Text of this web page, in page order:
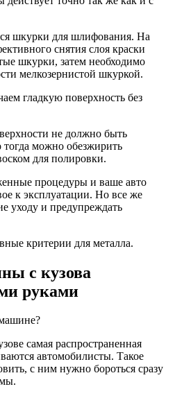
шкурки для шлифования. На
снятия слоя краски
шкурки, затем необходимо
мелкозернистой шкуркой.
гладкую поверхность без
не должно быть
можно обезжирить
для полировки.
процедуры и ваше авто
к эксплуатации. Но все же
уходу и предупреждать
критерии для металла.
с кузова
руками
самая распространенная
автомобилисты. Такое
с ним нужно бороться сразу